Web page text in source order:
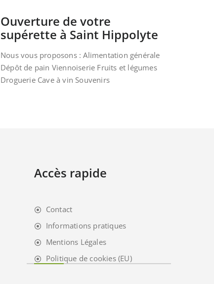
Ouverture de votre
supérette à Saint Hippolyte
Nous vous proposons : Alimentation générale
Dépôt de pain Viennoiserie Fruits et légumes
Droguerie Cave à vin Souvenirs
Accès rapide
Contact
Informations pratiques
Mentions Légales
Politique de cookies (EU)